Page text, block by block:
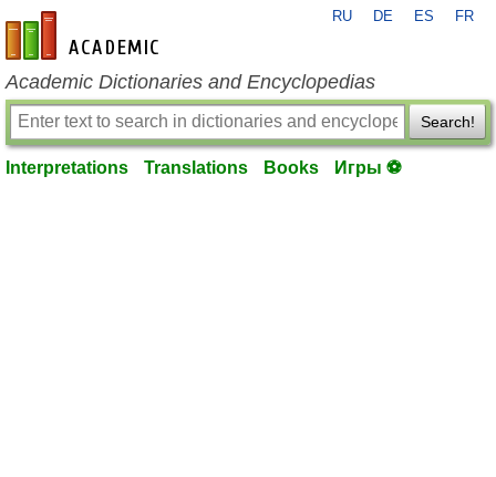
en-academic.com
RU DE ES FR
Academic Dictionaries and Encyclopedias
Search!
Interpretations Translations Books Игры ⚽